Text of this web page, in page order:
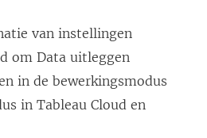
van instellingen
om Data uitleggen
in de bewerkingsmodus
in Tableau Cloud en